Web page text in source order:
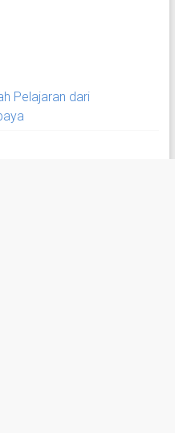
Pelajaran dari